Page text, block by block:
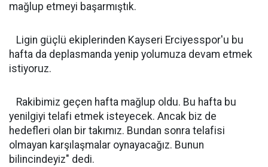
mağlup etmeyi başarmıştık.
Ligin güçlü ekiplerinden Kayseri Erciyesspor'u bu
hafta da deplasmanda yenip yolumuza devam etmek
istiyoruz.
Rakibimiz geçen hafta mağlup oldu. Bu hafta bu
yenilgiyi telafi etmek isteyecek. Ancak biz de
hedefleri olan bir takımız. Bundan sonra telafisi
olmayan karşılaşmalar oynayacağız. Bunun
bilincindeyiz" dedi.